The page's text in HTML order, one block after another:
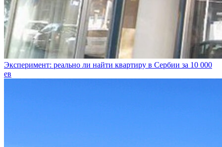
Эксперимент: реально ли найти квартиру в Сербии за 10 000
ев